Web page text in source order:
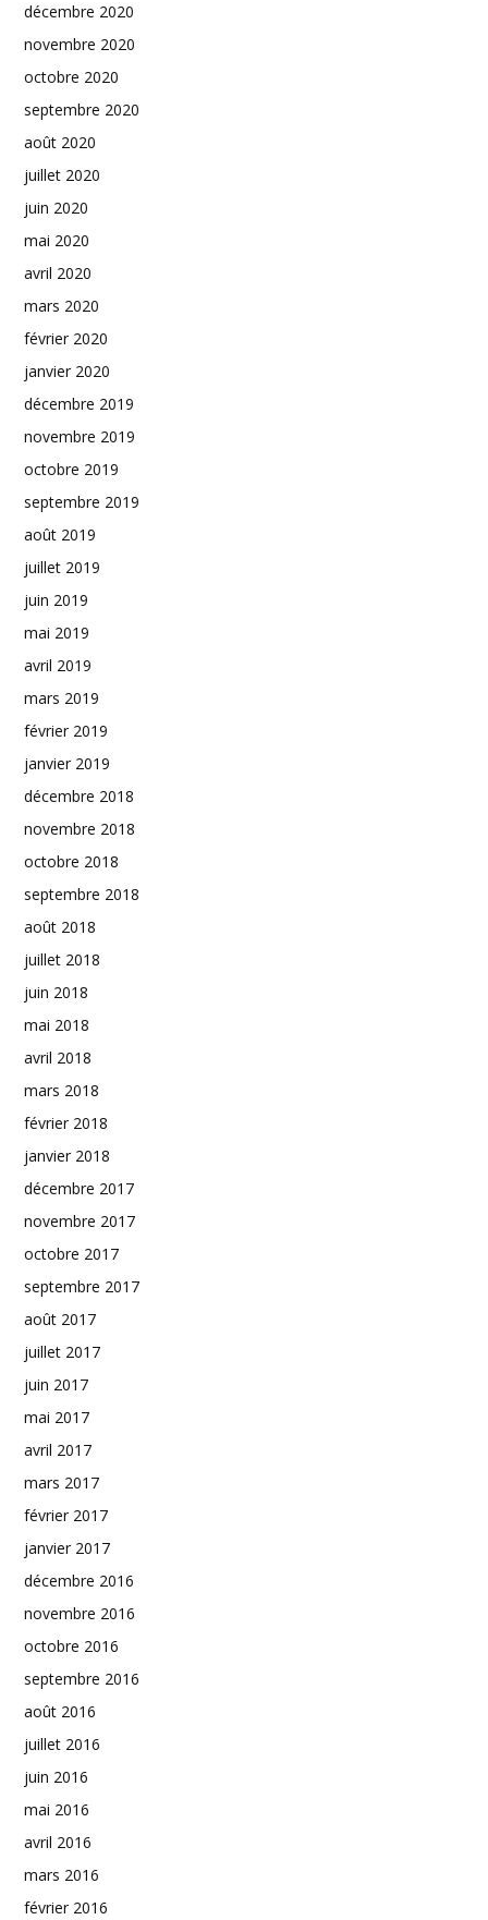
décembre 2020
novembre 2020
octobre 2020
septembre 2020
août 2020
juillet 2020
juin 2020
mai 2020
avril 2020
mars 2020
février 2020
janvier 2020
décembre 2019
novembre 2019
octobre 2019
septembre 2019
août 2019
juillet 2019
juin 2019
mai 2019
avril 2019
mars 2019
février 2019
janvier 2019
décembre 2018
novembre 2018
octobre 2018
septembre 2018
août 2018
juillet 2018
juin 2018
mai 2018
avril 2018
mars 2018
février 2018
janvier 2018
décembre 2017
novembre 2017
octobre 2017
septembre 2017
août 2017
juillet 2017
juin 2017
mai 2017
avril 2017
mars 2017
février 2017
janvier 2017
décembre 2016
novembre 2016
octobre 2016
septembre 2016
août 2016
juillet 2016
juin 2016
mai 2016
avril 2016
mars 2016
février 2016